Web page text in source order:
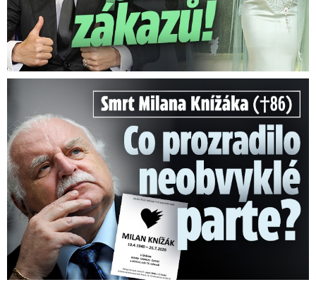
Smrt Milana Knížáka (†86): Co prozradilo neobvyklé parte?